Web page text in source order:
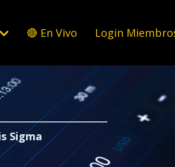
🔴 En Vivo Login
Sigma